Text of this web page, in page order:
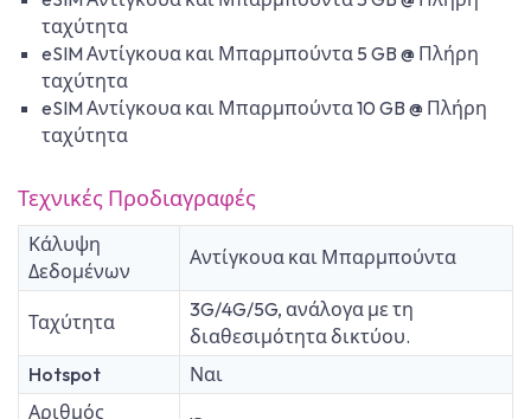
ταχύτητα
eSIM Αντίγκουα και Μπαρμπούντα 5 GB @ Πλήρη
ταχύτητα
eSIM Αντίγκουα και Μπαρμπούντα 10 GB @ Πλήρη
ταχύτητα
Τεχνικές Προδιαγραφές
Κάλυψη
Δεδομένων
Αντίγκουα και Μπαρμπούντα
Ταχύτητα
3G/4G/5G, ανάλογα με τη
διαθεσιμότητα δικτύου.
Hotspot
Ναι
Αριθμός